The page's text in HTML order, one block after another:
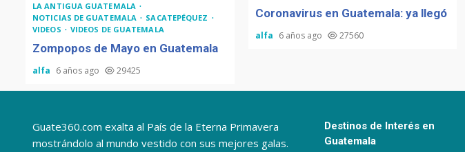
LA ANTIGUA GUATEMALA
NOTICIAS DE GUATEMALA
SACATEPÉQUEZ
VIDEOS
VIDEOS DE GUATEMALA
Zompopos de Mayo en Guatemala
alfa 6 años ago 29425
Coronavirus en Guatemala: ya llegó
alfa 6 años ago 27560
Guate360.com exalta al País de la Eterna Primavera
mostrándolo al mundo vestido con sus mejores galas.
Destinos de Interés en
Guatemala